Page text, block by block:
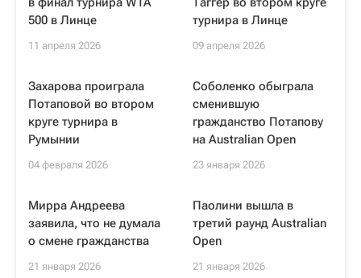
500 в Линце
11 апреля 2026
турнира в Линце
09 апреля 2026
Захарова проиграла
Потаповой во втором
круге турнира в
Румынии
04 февраля 2026
Соболенко обыграла
сменившую
гражданство Потапову
на Australian Open
23 января 2026
Мирра Андреева
заявила, что не думала
о смене гражданства
21 января 2026
Паолини вышла в
третий раунд Australian
Open
21 января 2026